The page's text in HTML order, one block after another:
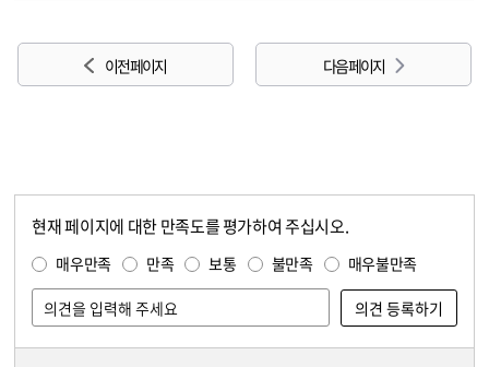
이전 페이지 다음 페이지
현재 페이지에 대한 만족도를 평가하여 주십시오.
매우만족 만족 보통 불만족 매우불만족